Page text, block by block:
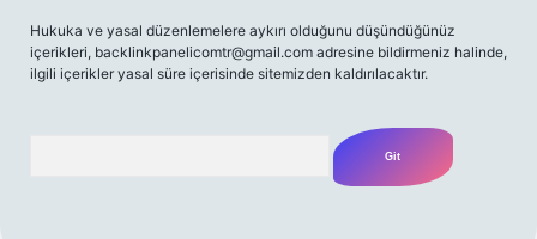
Hukuka ve yasal düzenlemelere aykırı olduğunu düşündüğünüz
içerikleri, backlinkpanelicomtr@gmail.com adresine bildirmeniz halinde,
ilgili içerikler yasal süre içerisinde sitemizden kaldırılacaktır.